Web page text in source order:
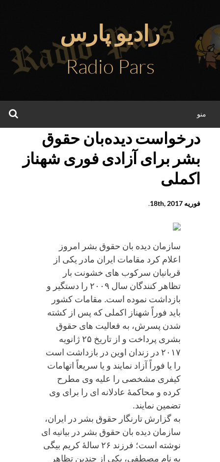
محتوا
رادیو پارس
Radio Pars
منو
درخواست دیده‌بان حقوق
بشر برای آزادی فوری شهناز
اکملی
فوریه 18th, 2017 .
سازمان دیده بان حقوق بشر امروز
اعلام کرد مقامات ایران مادر یکی از
قربانیان سرکوب ‏های خشونت بار
تظاهر کنندگان سال ۲۰۰۹ را دستگیر و
بازداشت نموده است. مقامات کشور
باید فوراً شهناز اکملی که پس از کشته
شدن پسرش، به فعالیت‏ های حقوق
بشری پرداخت و از تاریخ ۲۵ ژانویه
۲۰۱۷ در زندان اوین در بازداشت است
را یا فوراً آزاد نمایند و یا سریعاً اتهامات
کیفری مشخصی را علیه وی مطرح
کرده و محاکمۀ عادلانه‏ ای را برای وی
تضمین نمایند.
به گزارش تارنگار حقوق بشر در ایران،
سازمان دیده بان حقوق بشر در بیانیه ای
نوشته است؛ فرزند ۲۶ سالۀ کریم بیگی
به نام مصطفی، یکی از چندین تظاهر